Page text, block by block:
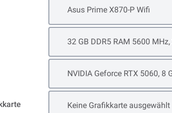
Asus Prime X870-P Wifi
Open item options
32 GB DDR5 RAM 5600 MHz,
Open item options
NVIDIA Geforce RTX 5060, 8
Open item options
Keine Grafikkarte ausgewählt
Open item options